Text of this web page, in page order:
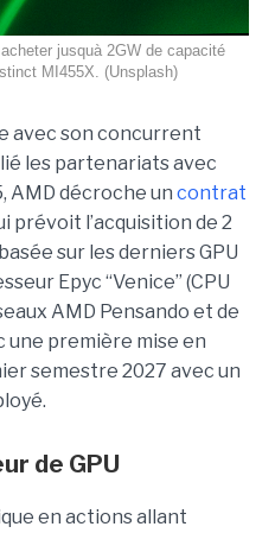
jusquà 2GW de capacité
MI455X. (Unsplash)
avec son concurrent
les partenariats avec
AMD décroche un contrat
prévoit l’acquisition de 2
sur les derniers GPU
Epyc “Venice” (CPU
AMD Pensando et de
une première mise en
semestre 2027 avec un
de GPU
en actions allant